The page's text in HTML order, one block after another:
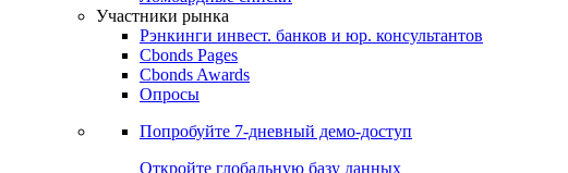
ЦФА
ESG
Сукук
Ломбардные списки
Участники рынка
Рэнкинги инвест. банков и юр. консультантов
Cbonds Pages
Cbonds Awards
Опросы